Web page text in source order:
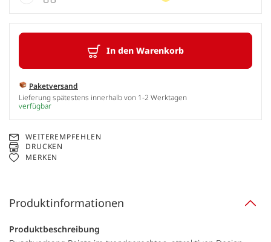
In den Warenkorb
Paketversand
Lieferung spätestens innerhalb von 1-2 Werktagen
verfügbar
WEITEREMPFEHLEN
DRUCKEN
MERKEN
Produktinformationen
Produktbeschreibung